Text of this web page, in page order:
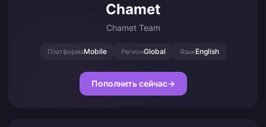
Chamet
Chamet Team
ПлатформаMobile РегионGlobal ЯзыкEnglish
Пополнить сейчас→